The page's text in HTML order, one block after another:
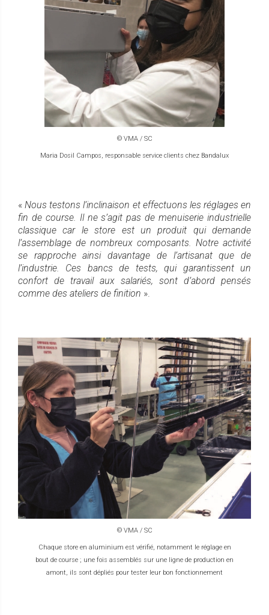
© VMA / SC
Maria Dosil Campos, responsable service clients chez Bandalux
«Nous testons l’inclinaison et effectuons les réglages en
fin de course. Il ne s’agit pas de menuiserie industrielle
classique car le store est un produit qui demande
l’assemblage de nombreux composants. Notre activité
se rapproche ainsi davantage de l’artisanat que de
l’industrie. Ces bancs de tests, qui garantissent un
confort de travail aux salariés, sont d’abord pensés
comme des ateliers de finition ».
© VMA / SC
Chaque store en aluminium est vérifié, notamment le réglage en
bout de course ; une fois assemblés sur une ligne de production en
amont, ils sont dépliés pour tester leur bon fonctionnement